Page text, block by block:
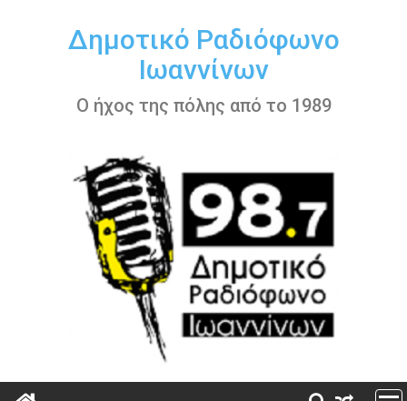
περιεχόμενοΔημοτικό Ραδιόφωνο
Ιωαννίνων
Ο ήχος της πόλης από το 1989